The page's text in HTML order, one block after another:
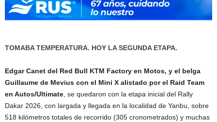
TOMABA TEMPERATURA. HOY LA SEGUNDA ETAPA.
Edgar Canet del Red Bull KTM Factory en Motos, y el belga
Guillaume de Mevius con el Mini X alistado por el Raid Team
en Autos/Ultimate, se quedaron con la etapa inicial del Rally
Dakar 2026, con largada y llegada en la localidad de Yanbu, sobre
518 kilómetros totales de recorrido (305 cronometrados) y muchas